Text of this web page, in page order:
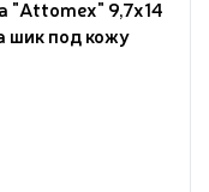
"Attomex" 9,7x14
шик под кожу
ПВХ
с
и сим карты,